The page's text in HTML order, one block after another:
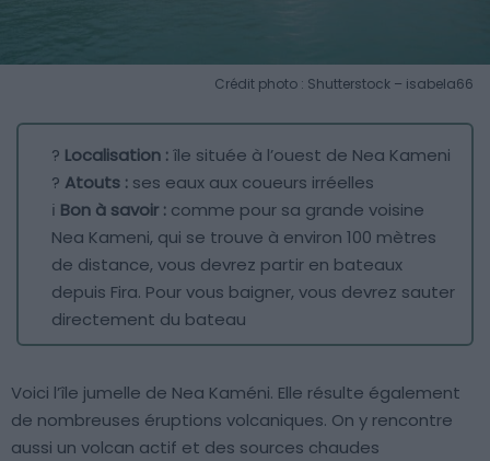
Crédit photo : Shutterstock – isabela66
? Localisation :île située à l’ouest de Nea Kameni
? Atouts : ses eaux aux coueurs irréelles
ℹ️ Bon à savoir : comme pour sa grande voisine
Nea Kameni, qui se trouve à environ 100 mètres
de distance, vous devrez partir en bateaux
depuis Fira. Pour vous baigner, vous devrez sauter
directement du bateau
Voici l’île jumelle de Nea Kaméni. Elle résulte également
de nombreuses éruptions volcaniques. On y rencontre
aussi un volcan actif et des sources chaudes